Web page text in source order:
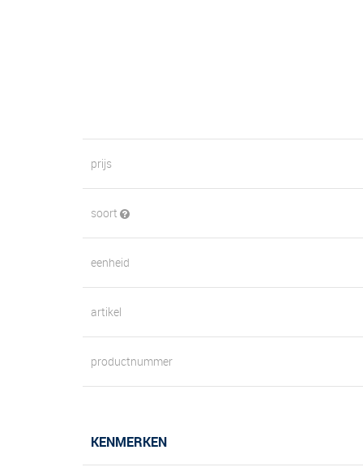
prijs
soort
eenheid
artikel
productnummer
KENMERKEN